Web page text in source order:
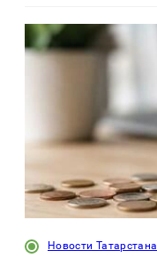
Новости Татарстана